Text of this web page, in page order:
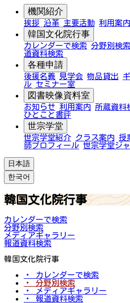
機関紹介
挨拶 沿革 主要活動 利用案内
韓国文化院行事
カレンダーで検索 分野別検索
道資料検索
各種申請
後援名義 見学会 物品貸出
ル セミナー室
図書映像資料室
お知らせ 利用案内 所蔵資料
ひとこと書評
世宗学堂
世宗学堂紹介 クラス案内 授
師プロフィール 世宗学堂ジ
日本語
한국어
韓国文化院行事
カレンダーで検索
分野別検索
メディアギャラリー
報道資料検索
韓国文化院行事
・ カレンダーで検索
・ 分野別検索
・ メディアギャラリー
・ 報道資料検索